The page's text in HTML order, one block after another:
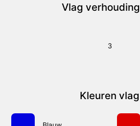
Vlag verhouding
3
Kleuren vlag